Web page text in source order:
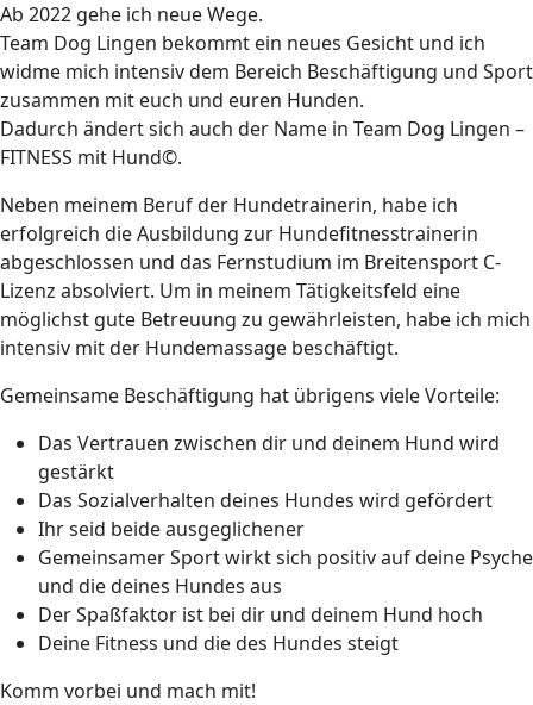
Ab 2022 gehe ich neue Wege.
Team Dog Lingen bekommt ein neues Gesicht und ich
widme mich intensiv dem Bereich Beschäftigung und Sport
zusammen mit euch und euren Hunden.
Dadurch ändert sich auch der Name in Team Dog Lingen –
FITNESS mit Hund©.
Neben meinem Beruf der Hundetrainerin, habe ich
erfolgreich die Ausbildung zur Hundefitnesstrainerin
abgeschlossen und das Fernstudium im Breitensport C-
Lizenz absolviert. Um in meinem Tätigkeitsfeld eine
möglichst gute Betreuung zu gewährleisten, habe ich mich
intensiv mit der Hundemassage beschäftigt.
Gemeinsame Beschäftigung hat übrigens viele Vorteile:
Das Vertrauen zwischen dir und deinem Hund wird
gestärkt
Das Sozialverhalten deines Hundes wird gefördert
Ihr seid beide ausgeglichener
Gemeinsamer Sport wirkt sich positiv auf deine Psyche
und die deines Hundes aus
Der Spaßfaktor ist bei dir und deinem Hund hoch
Deine Fitness und die des Hundes steigt
Komm vorbei und mach mit!